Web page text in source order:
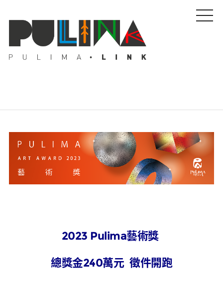
藝文特輯
藝壇人物
Pulima藝術獎
媒體專區
原住民族文化藝術補助成果專區
2023 Pulima藝術獎
總獎金240萬元 徵件開跑